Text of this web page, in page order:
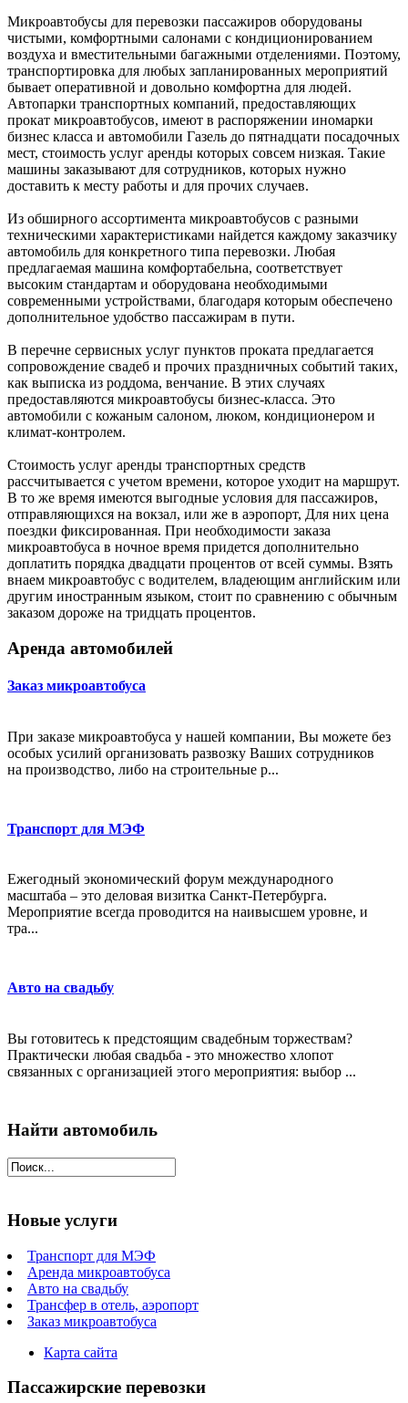
Микроавтобусы для перевозки пассажиров оборудованы
чистыми, комфортными салонами с кондиционированием
воздуха и вместительными багажными отделениями. Поэтому,
транспортировка для любых запланированных мероприятий
бывает оперативной и довольно комфортна для людей.
Автопарки транспортных компаний, предоставляющих
прокат микроавтобусов, имеют в распоряжении иномарки
бизнес класса и автомобили Газель до пятнадцати посадочных
мест, стоимость услуг аренды которых совсем низкая. Такие
машины заказывают для сотрудников, которых нужно
доставить к месту работы и для прочих случаев.
Из обширного ассортимента микроавтобусов с разными
техническими характеристиками найдется каждому заказчику
автомобиль для конкретного типа перевозки. Любая
предлагаемая машина комфортабельна, соответствует
высоким стандартам и оборудована необходимыми
современными устройствами, благодаря которым обеспечено
дополнительное удобство пассажирам в пути.
В перечне сервисных услуг пунктов проката предлагается
сопровождение свадеб и прочих праздничных событий таких,
как выписка из роддома, венчание. В этих случаях
предоставляются микроавтобусы бизнес-класса. Это
автомобили с кожаным салоном, люком, кондиционером и
климат-контролем.
Стоимость услуг аренды транспортных средств
рассчитывается с учетом времени, которое уходит на маршрут.
В то же время имеются выгодные условия для пассажиров,
отправляющихся на вокзал, или же в аэропорт, Для них цена
поездки фиксированная. При необходимости заказа
микроавтобуса в ночное время придется дополнительно
доплатить порядка двадцати процентов от всей суммы. Взять
внаем микроавтобус с водителем, владеющим английским или
другим иностранным языком, стоит по сравнению с обычным
заказом дороже на тридцать процентов.
Аренда автомобилей
Заказ микроавтобуса
При заказе микроавтобуса у нашей компании, Вы можете без
особых усилий организовать развозку Ваших сотрудников
на производство, либо на строительные р...
Транспорт для МЭФ
Ежегодный экономический форум международного
масштаба – это деловая визитка Санкт-Петербурга.
Мероприятие всегда проводится на наивысшем уровне, и
тра...
Авто на свадьбу
Вы готовитесь к предстоящим свадебным торжествам?
Практически любая свадьба - это множество хлопот
связанных с организацией этого мероприятия: выбор ...
Найти автомобиль
Новые услуги
Транспорт для МЭФ
Аренда микроавтобуса
Авто на свадьбу
Трансфер в отель, аэропорт
Заказ микроавтобуса
Карта сайта
Пассажирские перевозки